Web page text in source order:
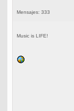
Mensajes: 333
Music is LIFE!